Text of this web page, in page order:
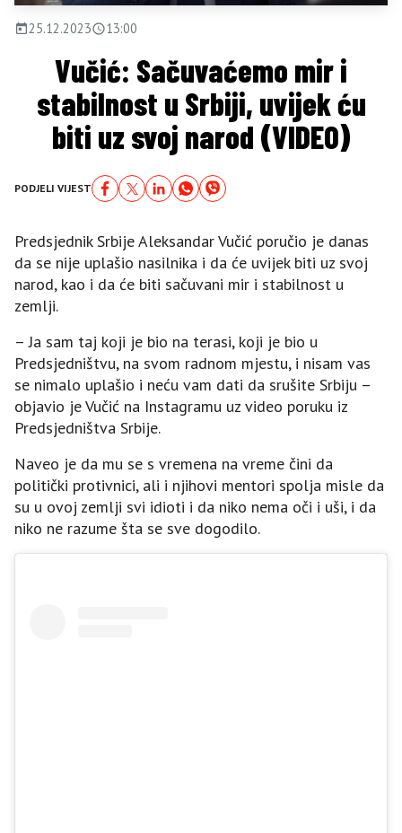
25.12.2023 13:00
Vučić: Sačuvaćemo mir i
stabilnost u Srbiji, uvijek ću
biti uz svoj narod (VIDEO)
PODJELI VIJEST
Predsjednik Srbije Aleksandar Vučić poručio je danas
da se nije uplašio nasilnika i da će uvijek biti uz svoj
narod, kao i da će biti sačuvani mir i stabilnost u
zemlji.
– Јa sam taj koji je bio na terasi, koji je bio u
Predsjedništvu, na svom radnom mjestu, i nisam vas
se nimalo uplašio i neću vam dati da srušite Srbiju –
objavio je Vučić na Instagramu uz video poruku iz
Predsjedništva Srbije.
Naveo je da mu se s vremena na vreme čini da
politički protivnici, ali i njihovi mentori spolja misle da
su u ovoj zemlji svi idioti i da niko nema oči i uši, i da
niko ne razume šta se sve dogodilo.